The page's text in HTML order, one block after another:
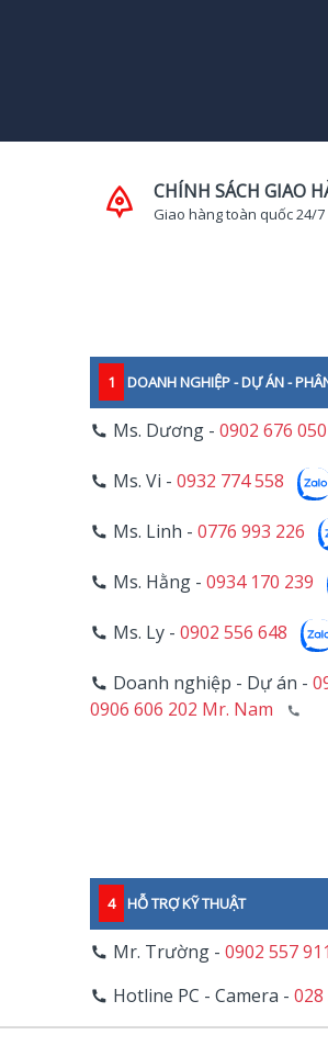
CHÍNH SÁCH GIAO
Giao hàng toàn quốc 24/7
1 DOANH NGHIỆP - DỰ ÁN -
Ms. Dương - 0902 676 050
Ms. Vi - 0932 774 558
Ms. Linh - 0776 993 226
Ms. Hằng - 0934 170 239
Ms. Ly - 0902 556 648
Doanh nghiệp - Dự án -
0906 606 202 Mr. Nam
4 HỖ TRỢ KỸ THUẬT
Mr. Trường - 0902 557 911
Hotline PC - Camera - 028